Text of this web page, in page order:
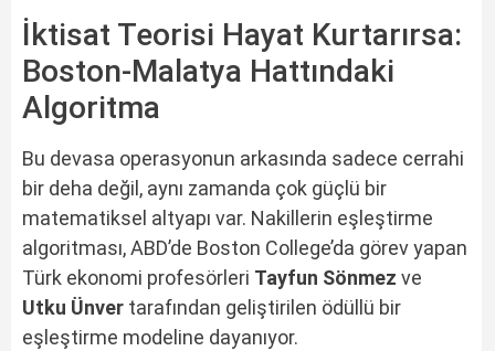
İktisat Teorisi Hayat Kurtarırsa:
Boston-Malatya Hattındaki
Algoritma
Bu devasa operasyonun arkasında sadece cerrahi
bir deha değil, aynı zamanda çok güçlü bir
matematiksel altyapı var. Nakillerin eşleştirme
algoritması, ABD’de Boston College’da görev yapan
Türk ekonomi profesörleri Tayfun Sönmez ve
Utku Ünver tarafından geliştirilen ödüllü bir
eşleştirme modeline dayanıyor.